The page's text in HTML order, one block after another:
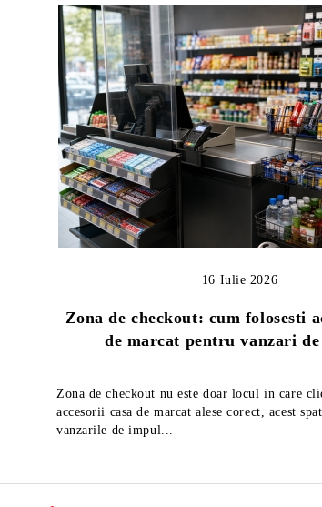
Zona de checkout: cum folosesti
de marcat pentru vanzari
16 Iulie 2026
Zona de checkout nu este doar locul in care
accesorii casa de marcat alese corect, acest
vanzarile de impul...